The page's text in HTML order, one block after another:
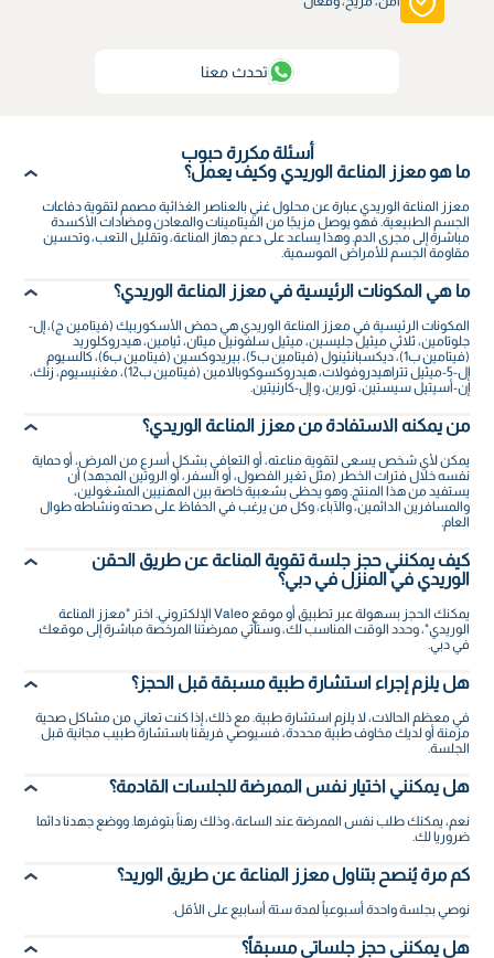
تحدث معنا
أسئلة مكررة حبوب
ما هو معزز المناعة الوريدي وكيف يعمل؟
معزز المناعة الوريدي عبارة عن محلول غني بالعناصر الغذائية مصمم لتقوية دفاعات
الجسم الطبيعية. فهو يوصل مزيجًا من الفيتامينات والمعادن ومضادات الأكسدة
مباشرة إلى مجرى الدم. وهذا يساعد على دعم جهاز المناعة، وتقليل التعب، وتحسين
مقاومة الجسم للأمراض الموسمية.
ما هي المكونات الرئيسية في معزز المناعة الوريدي؟
المكونات الرئيسية في معزز المناعة الوريدي هي حمض الأسكوربيك (فيتامين ج)، إل-
جلوتامين، ثلاثي ميثيل جليسين، ميثيل سلفونيل ميثان، ثيامين، هيدروكلوريد
(فيتامين ب1)، ديكسبانثينول (فيتامين ب5)، بيريدوكسين (فيتامين ب6)، كالسيوم
إل-5-ميثيل تتراهيدروفولات، هيدروكسوكوبالامين (فيتامين ب12)، مغنيسيوم، زنك،
إن-أسيتيل سيستين، تورين، و إل-كارنيتين.
من يمكنه الاستفادة من معزز المناعة الوريدي؟
يمكن لأي شخص يسعى لتقوية مناعته، أو التعافي بشكل أسرع من المرض، أو حماية
نفسه خلال فترات الخطر (مثل تغير الفصول، أو السفر، أو الروتين المجهد) أن
يستفيد من هذا المنتج. وهو يحظى بشعبية خاصة بين المهنيين المشغولين،
والمسافرين الدائمين، والآباء، وكل من يرغب في الحفاظ على صحته ونشاطه طوال
العام.
كيف يمكنني حجز جلسة تقوية المناعة عن طريق الحقن
الوريدي في المنزل في دبي؟
يمكنك الحجز بسهولة عبر تطبيق أو موقع Valeo الإلكتروني. اختر "معزز المناعة
الوريدي"، وحدد الوقت المناسب لك، وستأتي ممرضتنا المرخصة مباشرة إلى موقعك
في دبي.
هل يلزم إجراء استشارة طبية مسبقة قبل الحجز؟
في معظم الحالات، لا يلزم استشارة طبية. مع ذلك، إذا كنت تعاني من مشاكل صحية
مزمنة أو لديك مخاوف طبية محددة، فسيوصي فريقنا باستشارة طبيب مجانية قبل
الجلسة.
هل يمكنني اختيار نفس الممرضة للجلسات القادمة؟
نعم، يمكنك طلب نفس الممرضة عند الساعة، وذلك رهناً بتوفرها. ووضع جهدنا دائما
ضروريا لك.
كم مرة يُنصح بتناول معزز المناعة عن طريق الوريد؟
نوصي بجلسة واحدة أسبوعياً لمدة ستة أسابيع على الأقل.
هل يمكنني حجز جلساتي مسبقاً؟